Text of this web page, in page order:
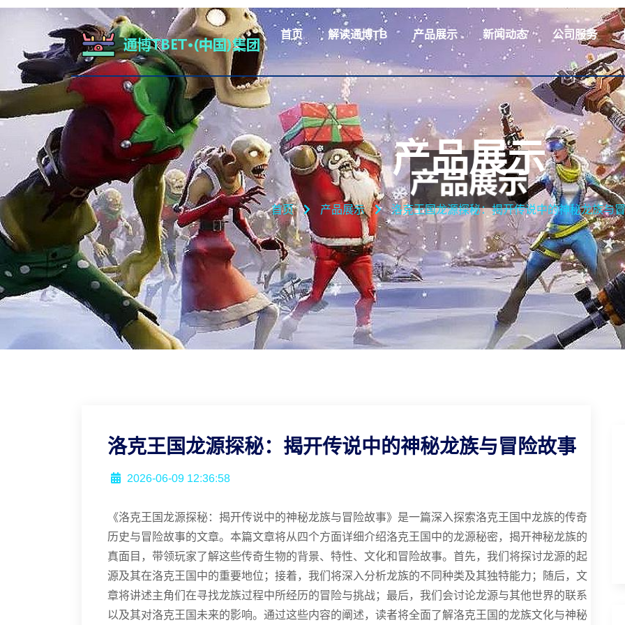
首页 解读通博TB 产品展示 新闻动态 公司服务
产品展示
首页 产品展示 洛克王国龙源探秘：揭开传说中的神秘龙族与
洛克王国龙源探秘：揭开传说中的神秘龙族与冒险故事
2026-06-09 12:36:58
《洛克王国龙源探秘：揭开传说中的神秘龙族与冒险故事》是一篇深入探索洛克王国中龙族的传奇
历史与冒险故事的文章。本篇文章将从四个方面详细介绍洛克王国中的龙源秘密，揭开神秘龙族的
真面目，带领玩家了解这些传奇生物的背景、特性、文化和冒险故事。首先，我们将探讨龙源的起
源及其在洛克王国中的重要地位；接着，我们将深入分析龙族的不同种类及其独特能力；随后，文
章将讲述主角们在寻找龙族过程中所经历的冒险与挑战；最后，我们会讨论龙源与其他世界的联系
以及其对洛克王国未来的影响。通过这些内容的阐述，读者将全面了解洛克王国的龙族文化与神秘